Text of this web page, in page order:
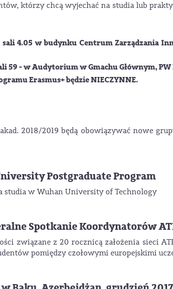
którzy chcą wyjechać na studia lub
sali 4.05 w budynku Centrum Zarządzania
59 - w Audytorium w Gmachu Głównym, PW
Erasmus+ będzie NIECZYNNE.
2018/2019 będą obowiązywać nowe
Postgraduate Program
studia w Wuhan University of Technology
Spotkanie Koordynatorów
związane z 20 rocznicą założenia sieci
pomiędzy czołowymi europejskimi